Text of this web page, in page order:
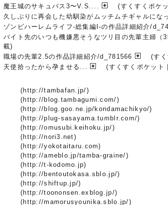
魔王城のサキュバス3〜V.S....
(すくすくポケ
久しぶりに再会した幼馴染がムッチムチギャルにな
ゾンビハーレムライフ‐総集編I-の作品詳細紹介/
バイト先のいつも機嫌悪そうなツリ目の先輩主婦（
載)
職場の先輩2.5の作品詳細紹介/d_781566
(す
天使拾ったから孕ませる...
(すくすくポケット
( http://tambafan.jp/)
( http://blog.tambagumi.com/)
( http://blog.goo.ne.jp/kondamachikyo/)
( http://plug-sasayama.tumblr.com/)
( http://omusubi.keihoku.jp/)
( http://nori3.net)
( http://yokotaitaru.com)
( http://ameblo.jp/tamba-graine/)
( http://t-kodomo.jp)
( http://bentoutokasa.sblo.jp/)
( http://shiftup.jp/)
( http://toononsen.exblog.jp/)
( http://mamorusyounika.sblo.jp/)